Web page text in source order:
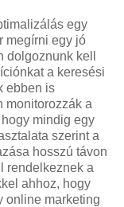
egy
megírni egy jó
dolgoznunk kell
a keresési
ebben is
monitorozzák a
mindig egy
szerint a
hosszú távon
rendelkeznek a
ahhoz, hogy
online marketing